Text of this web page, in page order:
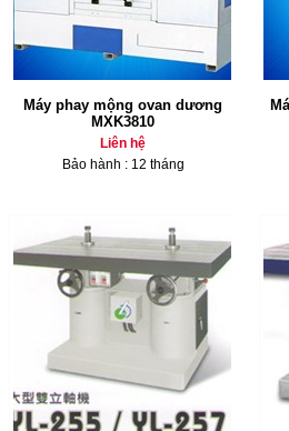
Máy phay mộng ovan dương
MXK3810
Liên hệ
Bảo hành : 12 tháng